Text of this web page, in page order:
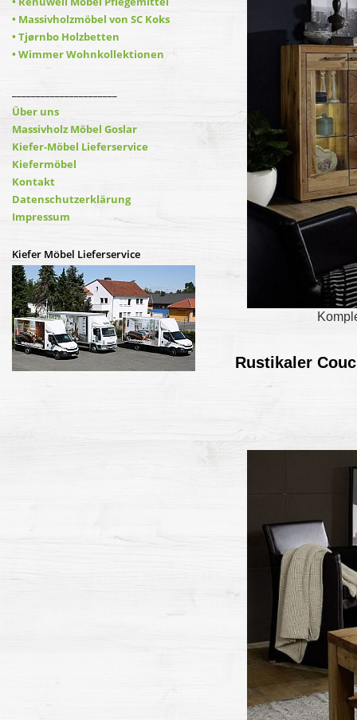
• Massivholzmöbel von SC Koks
• Tjørnbo Holzbetten
• Wimmer Wohnkollektionen
Über uns
Massivholz Möbel Goslar
Kiefer-Möbel Lieferservice
Kiefermöbel
Kontakt
Datenschutzerklärung
Impressum
Kiefer Möbel Lieferservice
Rustikaler